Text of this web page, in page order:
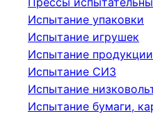
Испытание упаковки
Испытание игрушек
Испытание
Испытание СИЗ
Испытание
Испытание бумаги,